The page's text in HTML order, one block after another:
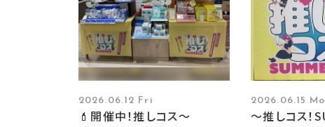
2026.06.12 Fri
💄開催中！推しコス〜
2026.06.15
～推しコス！